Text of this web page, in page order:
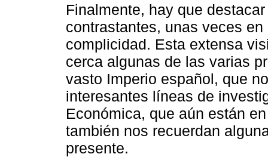
Finalmente, hay que
contrastantes, unas veces
complicidad. Esta extensa
cerca algunas de las varias
vasto Imperio español, que
interesantes líneas de
Económica, que aún están
también nos recuerdan
presente.